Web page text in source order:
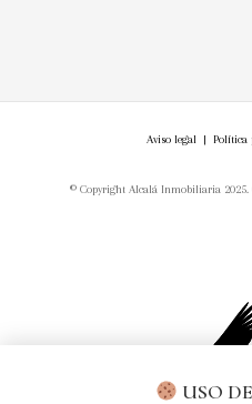
© Copyright Alcalá Inmobiliaria 2025.
Aviso legal | Política
USO